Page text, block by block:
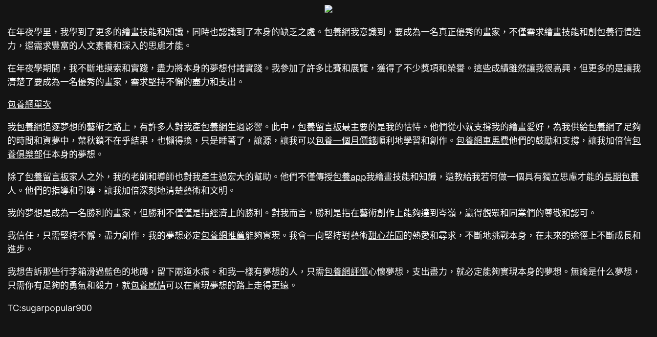
在年夜學里，我學到了更多的繪畫技能和知識，同時也認識到了本身的缺乏之處。包養網我意識到，要成為一名真正優秀的畫家，不僅需求繪畫技能和創包養行情造
力，還需求豐富的人文素養和深入的思慮才能。
在年夜學期間，我不斷地摸索和實踐，盡力將本身的夢想付諸實踐。我參加了許多比賽和展覽，獲得了不少獎項和榮譽。這些成績雖然讓我很高興，但更多的是讓我
清楚了要成為一名優秀的畫家，需求堅持不懈的盡力和支出。
包養網單次
我包養網追逐夢想的藝術之路上，有許多人對我產包養網生過影響。此中，包養留言板最主要的是我的怙恃。他們從小就支撐我的繪畫愛好，為我供給包養網了足夠
的時間和資夢中，葉秋鎖不在乎結果，也懶得換，只是睡著了，讓源，讓我可以包養一個月價錢順利地學習和創作。包養網車馬費他們的鼓勵和支撐，讓我加倍信包
養俱樂部任本身的夢想。
除了包養留言板家人之外，我的老師和導師也對我產生過宏大的幫助。他們不僅傳授包養app我繪畫技能和知識，還教給我若何做一個具有獨立思慮才能的長期包養
人。他們的指導和引導，讓我加倍深刻地清楚藝術和文明。
我的夢想是成為一名勝利的畫家，但勝利不僅僅是指經濟上的勝利。對我而言，勝利是指在藝術創作上能夠達到岑嶺，贏得觀眾和同業們的尊敬和認可。
我信任，只需堅持不懈，盡力創作，我的夢想必定包養網推薦能夠實現。我會一向堅持對藝術甜心花園的熱愛和尋求，不斷地挑戰本身，在未來的途徑上不斷成長和
進步。
我想告訴那些行李箱滑過藍色的地磚，留下兩道水痕。和我一樣有夢想的人，只需包養網評價心懷夢想，支出盡力，就必定能夠實現本身的夢想。無論是什么夢想，
只需你有足夠的勇氣和毅力，就包養感情可以在實現夢想的路上走得更遠。
TC:sugarpopular900